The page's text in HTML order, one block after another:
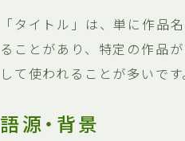
「タイトル」は、単に作品
ることがあり、特定の作品
して使われることが多いです
語源・背景